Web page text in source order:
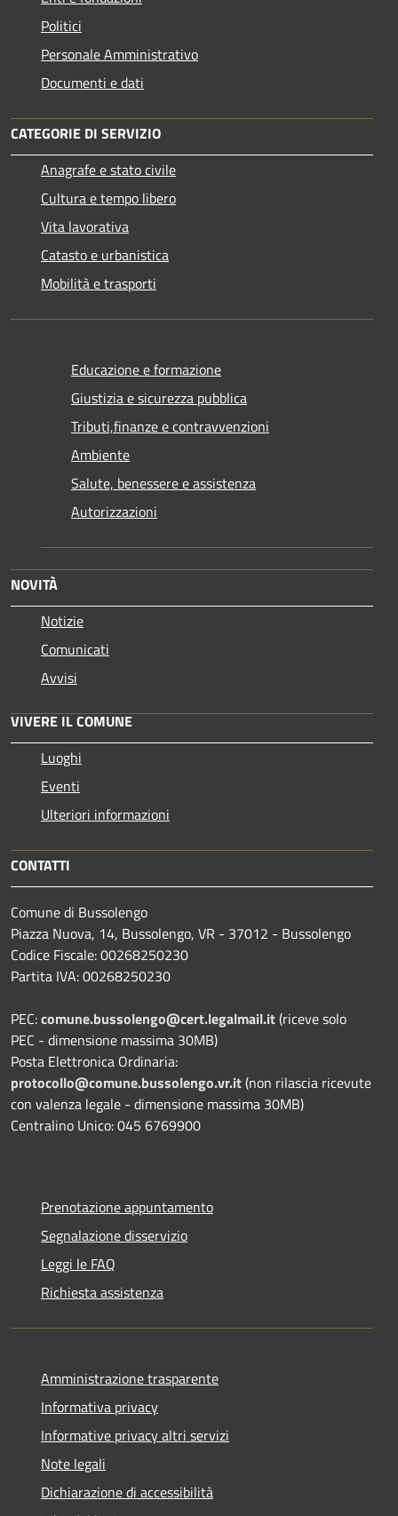
Politici
Personale Amministrativo
Documenti e dati
CATEGORIE DI SERVIZIO
Anagrafe e stato civile
Cultura e tempo libero
Vita lavorativa
Catasto e urbanistica
Mobilità e trasporti
Educazione e formazione
Giustizia e sicurezza pubblica
Tributi,finanze e contravvenzioni
Ambiente
Salute, benessere e assistenza
Autorizzazioni
NOVITÀ
Notizie
Comunicati
Avvisi
VIVERE IL COMUNE
Luoghi
Eventi
Ulteriori informazioni
CONTATTI
Comune di Bussolengo
Piazza Nuova, 14, Bussolengo, VR - 37012 - Bussolengo
Codice Fiscale: 00268250230
Partita IVA: 00268250230
PEC:comune.bussolengo@cert.legalmail.it(riceve solo
PEC - dimensione massima 30MB)
Posta Elettronica Ordinaria:
protocollo@comune.bussolengo.vr.it(non rilascia ricevute
con valenza legale - dimensione massima 30MB)
Centralino Unico: 045 6769900
Prenotazione appuntamento
Segnalazione disservizio
Leggi le FAQ
Richiesta assistenza
Amministrazione trasparente
Informativa privacy
Informative privacy altri servizi
Note legali
Dichiarazione di accessibilità